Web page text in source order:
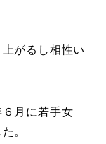
がるし相性い
月に若手女
。